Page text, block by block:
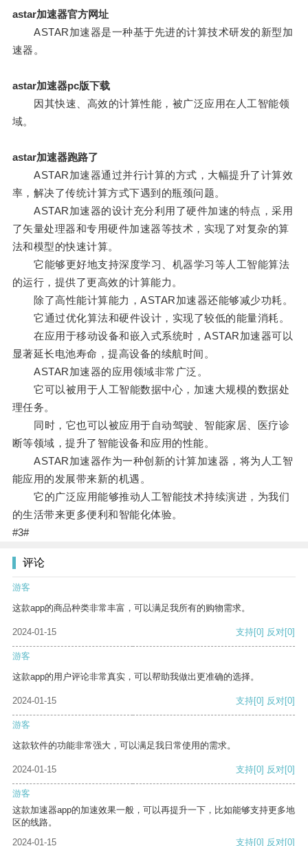
astar加速器官方网址
ASTAR加速器是一种基于先进的计算技术研发的新型加
速器。
astar加速器pc版下载
因其快速、高效的计算性能，被广泛应用在人工智能领
域。
astar加速器跑路了
ASTAR加速器通过并行计算的方式，大幅提升了计算效
率，解决了传统计算方式下遇到的瓶颈问题。
ASTAR加速器的设计充分利用了硬件加速的特点，采用
了矢量处理器和专用硬件加速器等技术，实现了对复杂的算
法和模型的快速计算。
它能够更好地支持深度学习、机器学习等人工智能算法
的运行，提供了更高效的计算能力。
除了高性能计算能力，ASTAR加速器还能够减少功耗。
它通过优化算法和硬件设计，实现了较低的能量消耗。
在应用于移动设备和嵌入式系统时，ASTAR加速器可以
显著延长电池寿命，提高设备的续航时间。
ASTAR加速器的应用领域非常广泛。
它可以被用于人工智能数据中心，加速大规模的数据处
理任务。
同时，它也可以被应用于自动驾驶、智能家居、医疗诊
断等领域，提升了智能设备和应用的性能。
ASTAR加速器作为一种创新的计算加速器，将为人工智
能应用的发展带来新的机遇。
它的广泛应用能够推动人工智能技术持续演进，为我们
的生活带来更多便利和智能化体验。
#3#
评论
游客
这款app的商品种类非常丰富，可以满足我所有的购物需求。
2024-01-15 支持[0] 反对[0]
游客
这款app的用户评论非常真实，可以帮助我做出更准确的选择。
2024-01-15 支持[0] 反对[0]
游客
这款软件的功能非常强大，可以满足我日常使用的需求。
2024-01-15 支持[0] 反对[0]
游客
这款加速器app的加速效果一般，可以再提升一下，比如能够支持更多地
区的线路。
2024-01-15
支持[0] 反对[0]